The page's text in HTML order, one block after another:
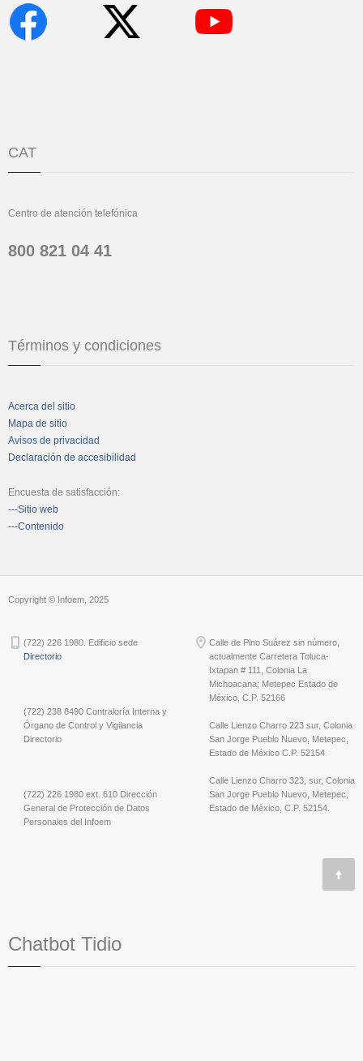
CAT
Centro de atención telefónica
800 821 04 41
Términos y condiciones
Acerca del sitio
Mapa de sitio
Avisos de privacidad
Declaración de accesibilidad
Encuesta de satisfacción:
---Sitio web
---Contenido
Copyright © Infoem, 2025
(722) 226 1980. Edificio sede
Directorio
(722) 238 8490 Contraloría Interna y
Órgano de Control y Vigilancia
Directorio
(722) 226 1980 ext. 610 Dirección
General de Protección de Datos
Personales del Infoem
Calle de Pino Suárez sin número,
actualmente Carretera Toluca-
Ixtapan # 111, Colonia La
Michoacana; Metepec Estado de
México, C.P. 52166
Calle Lienzo Charro 223 sur, Colonia
San Jorge Pueblo Nuevo, Metepec,
Estado de México C.P. 52154
Calle Lienzo Charro 323, sur, Colonia
San Jorge Pueblo Nuevo, Metepec,
Estado de México, C.P. 52154.
Chatbot Tidio